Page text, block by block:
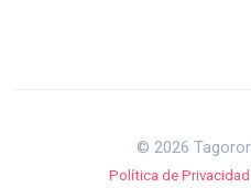
© 2026
Política de Privacidad